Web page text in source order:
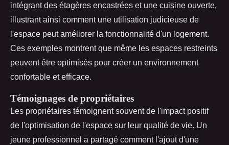
intégrant des étagères encastrées et une cuisine ouverte,
illustrant ainsi comment une utilisation judicieuse de
l'espace peut améliorer la fonctionnalité d'un logement.
Ces exemples montrent que même les espaces restreints
peuvent être optimisés pour créer un environnement
confortable et efficace.
Témoignages de propriétaires
Les propriétaires témoignent souvent de l'impact positif
de l'optimisation de l'espace sur leur qualité de vie. Un
jeune professionnel a partagé comment l'ajout d'une